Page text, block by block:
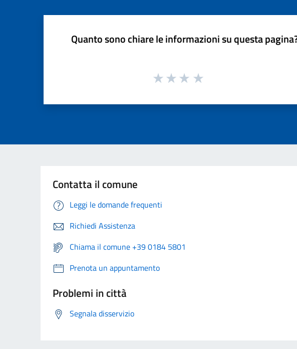
Quanto sono chiare le informazioni su questa
Contatta il comune
Leggi le domande frequenti
Richiedi Assistenza
Chiama il comune +39 0184 5801
Prenota un appuntamento
Problemi in città
Segnala disservizio